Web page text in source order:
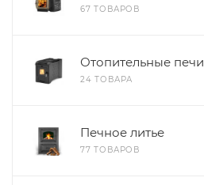
67 ТОВАРОВ
Отопительные печи
24 ТОВАРА
Печное литье
77 ТОВАРОВ